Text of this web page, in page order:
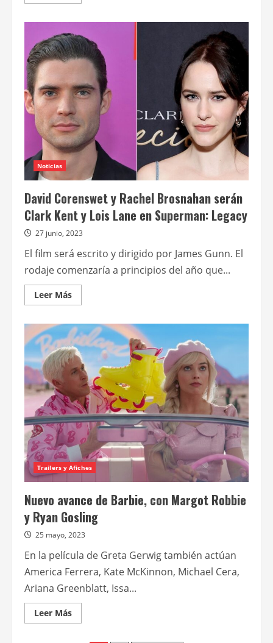
de
la
temporada
final
Education
Noticias
David Corenswet y Rachel Brosnahan serán
Clark Kent y Lois Lane en Superman: Legacy
27 junio, 2023
El film será escrito y dirigido por James Gunn. El
rodaje comenzaría a principios del año que...
Leer MásLeer
más
David
Corenswet
y
Rachel
Brosnahan
serán
Clark
Kent
y
Lois
Lane
en
Superman:
Legacy
Trailers y Afiches
Nuevo avance de Barbie, con Margot Robbie
y Ryan Gosling
25 mayo, 2023
En la película de Greta Gerwig también actúan
America Ferrera, Kate McKinnon, Michael Cera,
Ariana Greenblatt, Issa...
Leer MásLeer
más